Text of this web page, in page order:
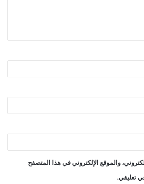
والموقع الإلكتروني في هذا المتصفح
تعليقي.